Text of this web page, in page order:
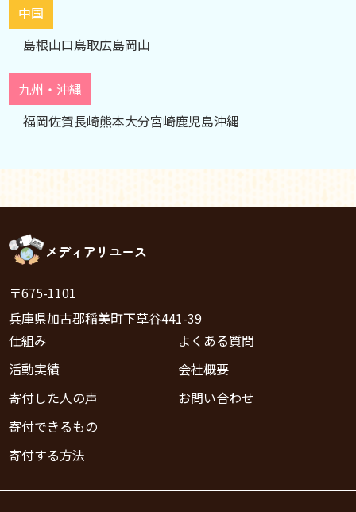
中国
島根山口鳥取広島岡山
九州・沖縄
福岡佐賀長崎熊本大分宮崎鹿児島沖縄
メディアリユース
〒675-1101
兵庫県加古郡稲美町下草谷441-39
仕組み
活動実績
寄付した人の声
寄付できるもの
寄付する方法
よくある質問
会社概要
お問い合わせ